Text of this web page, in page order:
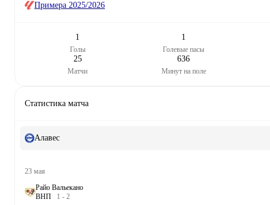
Примера 2025/2026
1
Голы
1
Голевые пасы
25
Матчи
636
Минут на поле
Статистика матча
Алавес
23 мая
Райо Вальекано
ВНП 1 - 2